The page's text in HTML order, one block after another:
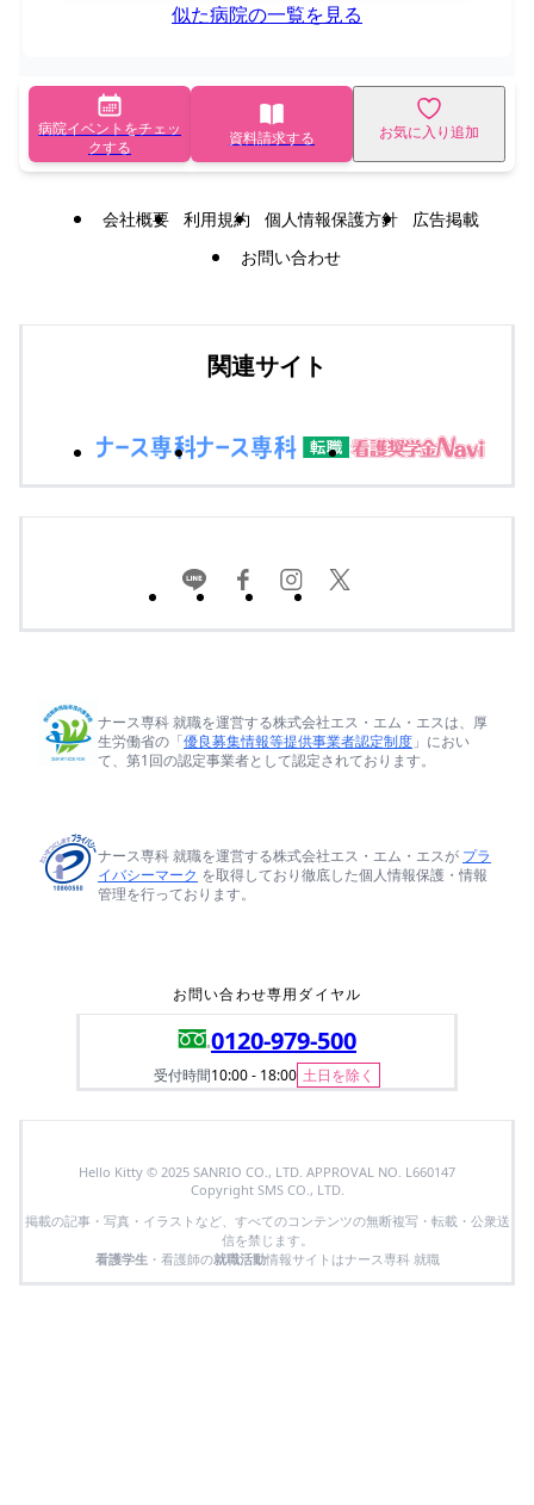
似た病院の一覧を見る
病院イベントをチェッ
クする
資料請求する お気に入り追加
会社概要 利用規約 個人情報保護方針
広告掲載
お問い合わせ
関連サイト
ナース専科 就職を運営する株式会社エス・エム・エスは、厚
生労働省の「優良募集情報等提供事業者認定制度 」におい
て、第1回の認定事業者として認定されております。
ナース専科 就職を運営する株式会社エス・エム・エスが プラ
イバシーマーク を取得しており徹底した個人情報保護・情報
管理を行っております。
お問い合わせ専用ダイヤル
0120-979-500
受付時間10:00 - 18:00 土日を除く
Hello Kitty © 2025 SANRIO CO., LTD. APPROVAL NO. L660147
Copyright SMS CO., LTD.
掲載の記事・写真・イラストなど、すべてのコンテンツの無断複写・転載・公衆送
信を禁じます。
看護学生・看護師の就職活動情報サイトはナース専科 就職